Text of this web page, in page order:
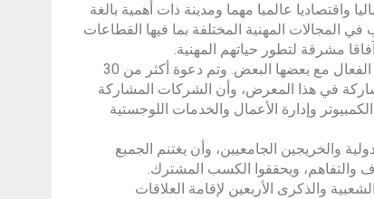
واقتصاديا عالميا مهما ومدينة ذات أهمية بالغة
المجالات المهنية المختلفة بما فيها القطاعات
مشرقة لتطور حياتهم المهنية.
وأشارت إلى أن معرض التوظيف استهدف ربط الشركات والطلاب لتحقيق التواصل الفعال مع بعضها البعض. وتم دعوة أكثر من 30
في هذا المعرض، وأن الشركات المشاركة
وإدارة الأعمال والخدمات اللوجستية
والخريجين الجامعيين، وأن يغتنم الجميع
والتفاهم، ويحققوا الكسب المشترك.
والذكرى الأربعين لإقامة العلاقات